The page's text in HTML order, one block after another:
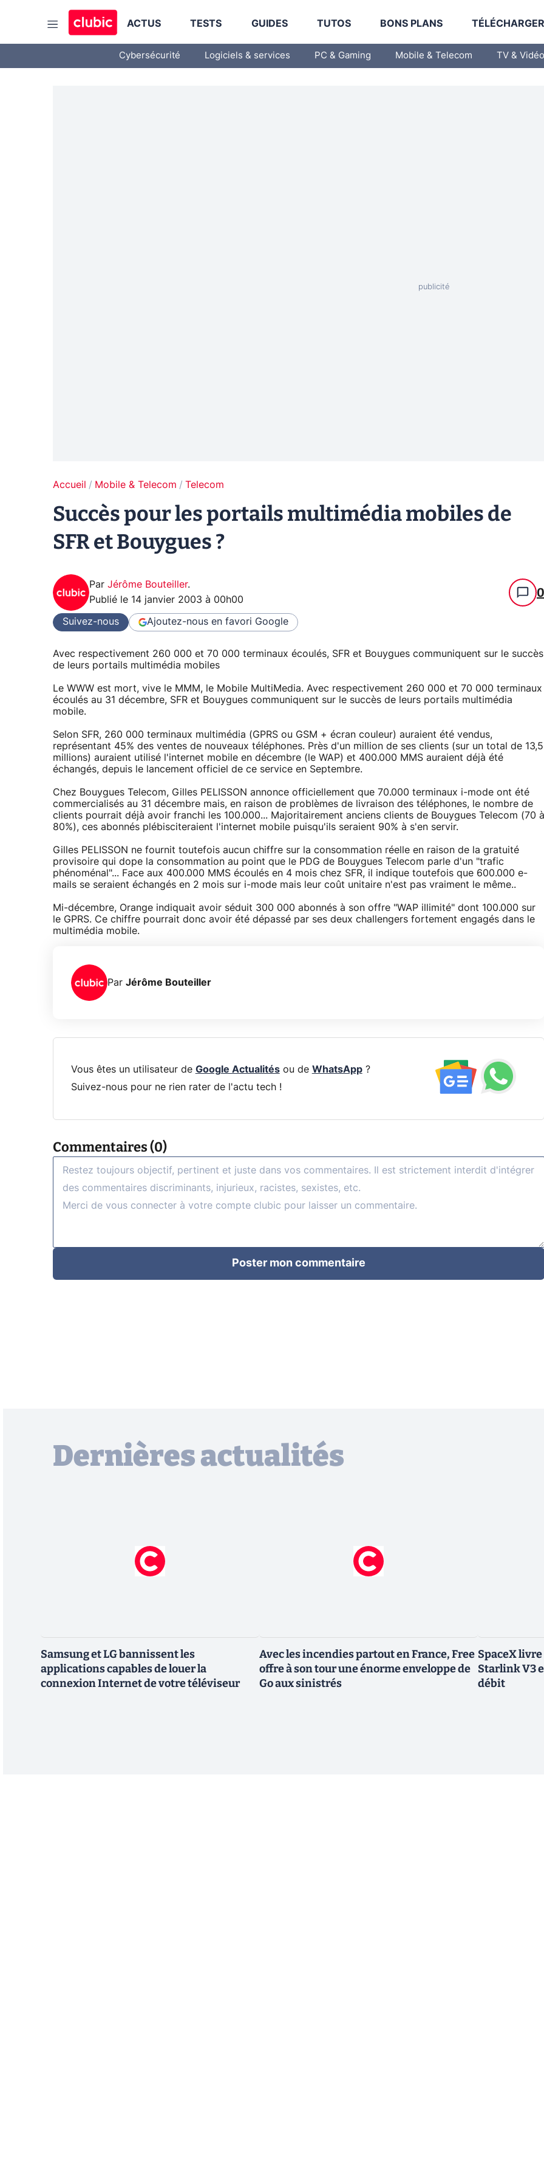
ACTUS TESTS GUIDES TUTOS BONS PLANS
Cybersécurité Logiciels & services PC & Gaming Mobile & Telecom TV & Vidéo
Accueil Mobile & Telecom Telecom
Succès pour les portails multimédia mobiles de
SFR et Bouygues ?
Par Jérôme Bouteiller.
Publié le 14 janvier 2003 à 00h00 0
Suivez-nous Ajoutez-nous en favori Google
Avec respectivement 260 000 et 70 000 terminaux écoulés, SFR et Bouygues communiquent sur le succès
de leurs portails multimédia mobiles
Le WWW est mort, vive le MMM, le Mobile MultiMedia. Avec respectivement 260 000 et 70 000 terminaux
écoulés au 31 décembre, SFR et Bouygues communiquent sur le succès de leurs portails multimédia
mobile.
Selon SFR, 260 000 terminaux multimédia (GPRS ou GSM + écran couleur) auraient été vendus,
représentant 45% des ventes de nouveaux téléphones. Près d'un million de ses clients (sur un total de 13,5
millions) auraient utilisé l'internet mobile en décembre (le WAP) et 400.000 MMS auraient déjà été
échangés, depuis le lancement officiel de ce service en Septembre.
Chez Bouygues Telecom, Gilles PELISSON annonce officiellement que 70.000 terminaux i-mode ont été
commercialisés au 31 décembre mais, en raison de problèmes de livraison des téléphones, le nombre de
clients pourrait déjà avoir franchi les 100.000... Majoritairement anciens clients de Bouygues Telecom (70 à
80%), ces abonnés plébisciteraient l'internet mobile puisqu'ils seraient 90% à s'en servir.
Gilles PELISSON ne fournit toutefois aucun chiffre sur la consommation réelle en raison de la gratuité
provisoire qui dope la consommation au point que le PDG de Bouygues Telecom parle d'un "trafic
phénoménal"... Face aux 400.000 MMS écoulés en 4 mois chez SFR, il indique toutefois que 600.000 e-
mails se seraient échangés en 2 mois sur i-mode mais leur coût unitaire n'est pas vraiment le même..
Mi-décembre, Orange indiquait avoir séduit 300 000 abonnés à son offre "WAP illimité" dont 100.000 sur
le GPRS. Ce chiffre pourrait donc avoir été dépassé par ses deux challengers fortement engagés dans le
multimédia mobile.
Par Jérôme Bouteiller
Vous êtes un utilisateur de Google Actualitésou de WhatsApp?
Suivez-nous pour ne rien rater de l'actu tech !
Commentaires (0)
Poster mon commentaire
Dernières actualités
Samsung et LG bannissent les
applications capables de louer la
connexion Internet de votre téléviseur
Avec les incendies partout en France, Free
offre à son tour une énorme enveloppe de
Go aux sinistrés
SpaceX
Starlink V3
débit